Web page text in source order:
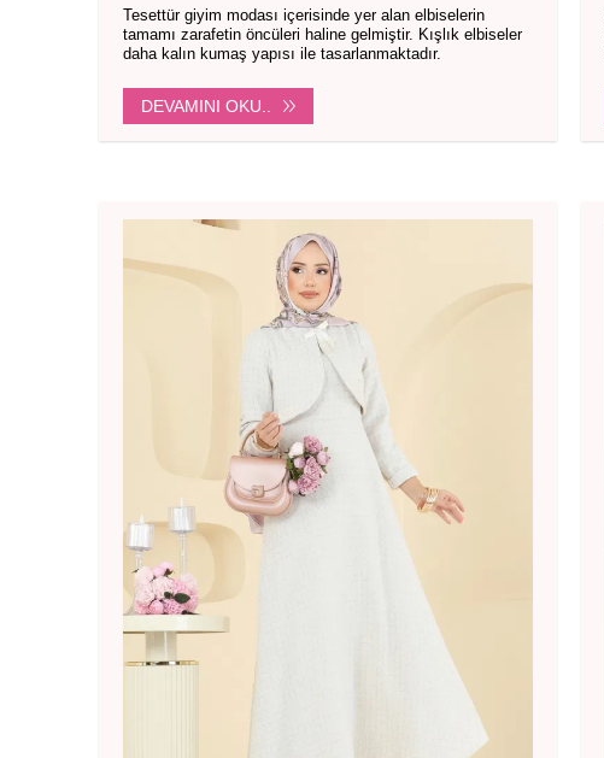
Tesettür giyim modası içerisinde yer alan elbiselerin
tamamı zarafetin öncüleri haline gelmiştir. Kışlık elbiseler
daha kalın kumaş yapısı ile tasarlanmaktadır.
DEVAMINI OKU..